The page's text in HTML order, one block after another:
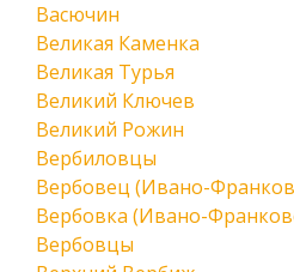
Васючин
Великая Каменка
Великая Турья
Великий Ключев
Великий Рожин
Вербиловцы
Вербовец (Ивано-
Вербовка (Ивано-
Вербовцы